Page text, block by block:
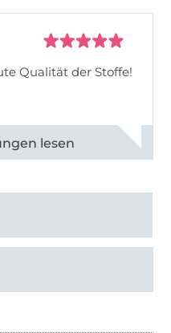
Qualität der Stoffe!
ansehen